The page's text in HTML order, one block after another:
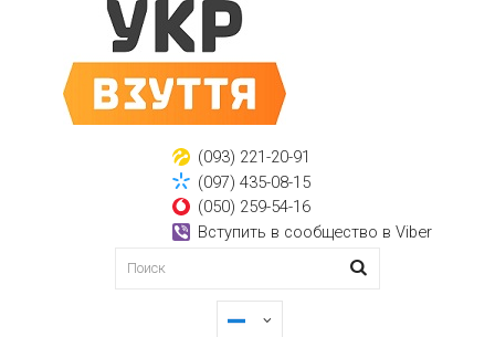
(093) 221-20-91
(097) 435-08-15
(050) 259-54-16
Вступить в сообщество в Viber